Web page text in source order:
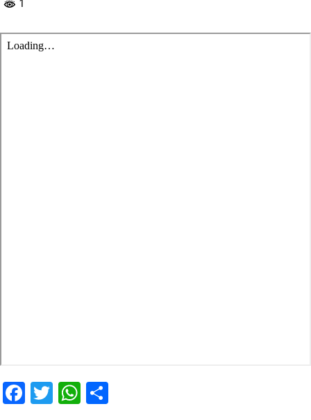
Facebook
TwitterWhatsApp